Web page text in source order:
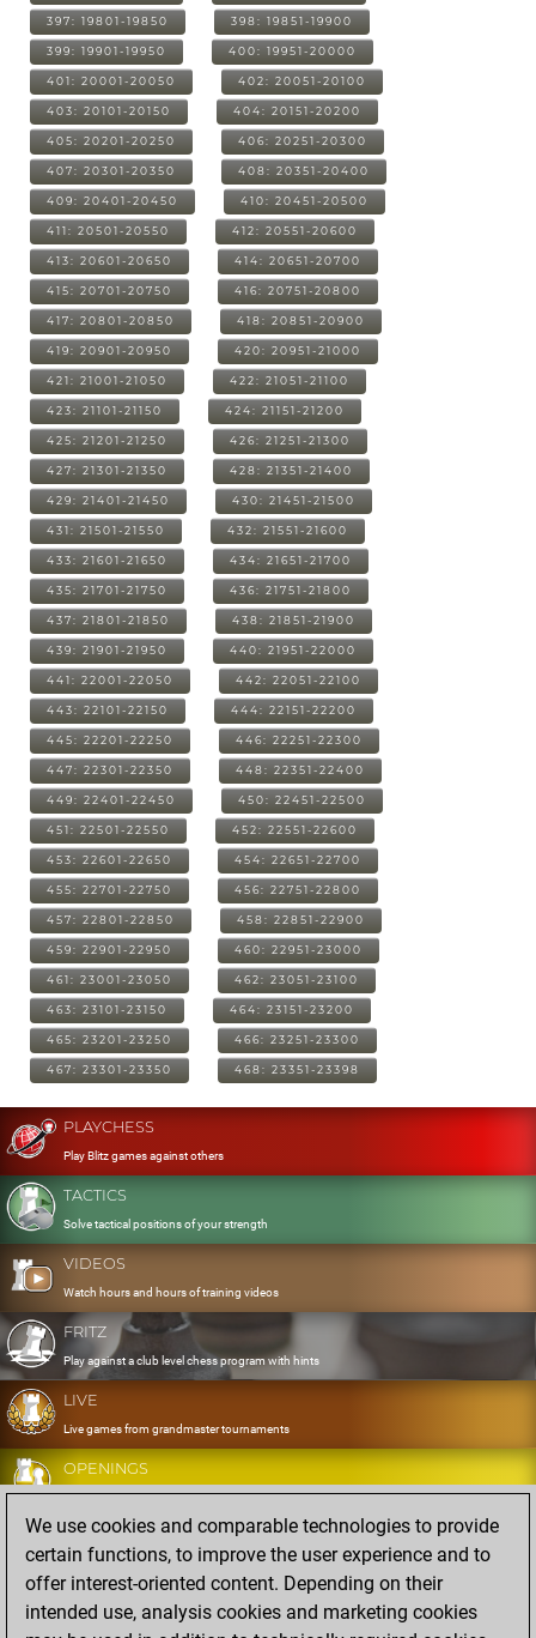
397: 19801-19850 398: 19851-19900
399: 19901-19950 400: 19951-20000
401: 20001-20050 402: 20051-20100
403: 20101-20150 404: 20151-20200
405: 20201-20250 406: 20251-20300
407: 20301-20350 408: 20351-20400
409: 20401-20450 410: 20451-20500
411: 20501-20550 412: 20551-20600
413: 20601-20650 414: 20651-20700
415: 20701-20750 416: 20751-20800
417: 20801-20850 418: 20851-20900
419: 20901-20950 420: 20951-21000
421: 21001-21050 422: 21051-21100
423: 21101-21150 424: 21151-21200
425: 21201-21250 426: 21251-21300
427: 21301-21350 428: 21351-21400
429: 21401-21450 430: 21451-21500
431: 21501-21550 432: 21551-21600
433: 21601-21650 434: 21651-21700
435: 21701-21750 436: 21751-21800
437: 21801-21850 438: 21851-21900
439: 21901-21950 440: 21951-22000
441: 22001-22050 442: 22051-22100
443: 22101-22150 444: 22151-22200
445: 22201-22250 446: 22251-22300
447: 22301-22350 448: 22351-22400
449: 22401-22450 450: 22451-22500
451: 22501-22550 452: 22551-22600
453: 22601-22650 454: 22651-22700
455: 22701-22750 456: 22751-22800
457: 22801-22850 458: 22851-22900
459: 22901-22950 460: 22951-23000
461: 23001-23050 462: 23051-23100
463: 23101-23150 464: 23151-23200
465: 23201-23250 466: 23251-23300
467: 23301-23350 468: 23351-23398
PLAYCHESS
Play Blitz games against others
TACTICS
Solve tactical positions of your strength
VIDEOS
Watch hours and hours of training videos
FRITZ
Play against a club level chess program with hints
LIVE
Live games from grandmaster tournaments
OPENINGS
Develop and exercise your openings
DATABASE
Eight million strong games
MYGAMES
Store and analyse your own games in the cloud
We use cookies and comparable technologies to provide
certain functions, to improve the user experience and to
offer interest-oriented content. Depending on their
intended use, analysis cookies and marketing cookies